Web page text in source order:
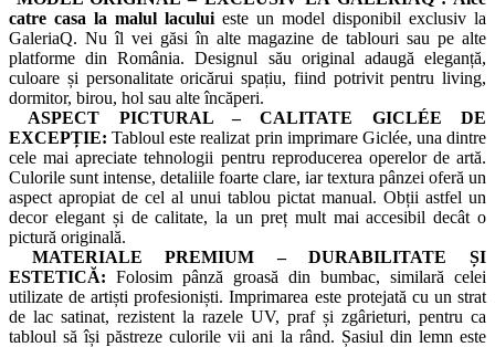
catre casa la malul lacului este un model disponibil exclusiv la
GaleriaQ. Nu îl vei găsi în alte magazine de tablouri sau pe alte
platforme din România. Designul său original adaugă eleganță,
culoare și personalitate oricărui spațiu, fiind potrivit pentru living,
dormitor, birou, hol sau alte încăperi.
ASPECT PICTURAL – CALITATE GICLÉE DE
EXCEPȚIE: Tabloul este realizat prin imprimare Giclée, una dintre
cele mai apreciate tehnologii pentru reproducerea operelor de artă.
Culorile sunt intense, detaliile foarte clare, iar textura pânzei oferă un
aspect apropiat de cel al unui tablou pictat manual. Obții astfel un
decor elegant și de calitate, la un preț mult mai accesibil decât o
pictură originală.
MATERIALE PREMIUM – DURABILITATE ȘI
ESTETICĂ: Folosim pânză groasă din bumbac, similară celei
utilizate de artiști profesioniști. Imprimarea este protejată cu un strat
de lac satinat, rezistent la razele UV, praf și zgârieturi, pentru ca
tabloul să își păstreze culorile vii ani la rând. Șasiul din lemn este